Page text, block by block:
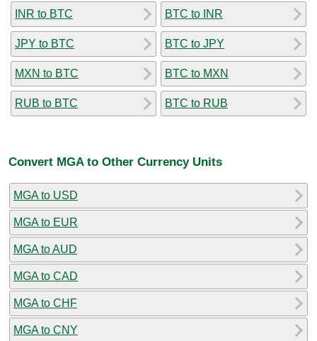
INR to BTC
JPY to BTC
MXN to BTC
RUB to BTC
BTC to INR
BTC to JPY
BTC to MXN
BTC to RUB
Convert MGA to Other Currency Units
MGA to USD
MGA to EUR
MGA to AUD
MGA to CAD
MGA to CHF
MGA to CNY